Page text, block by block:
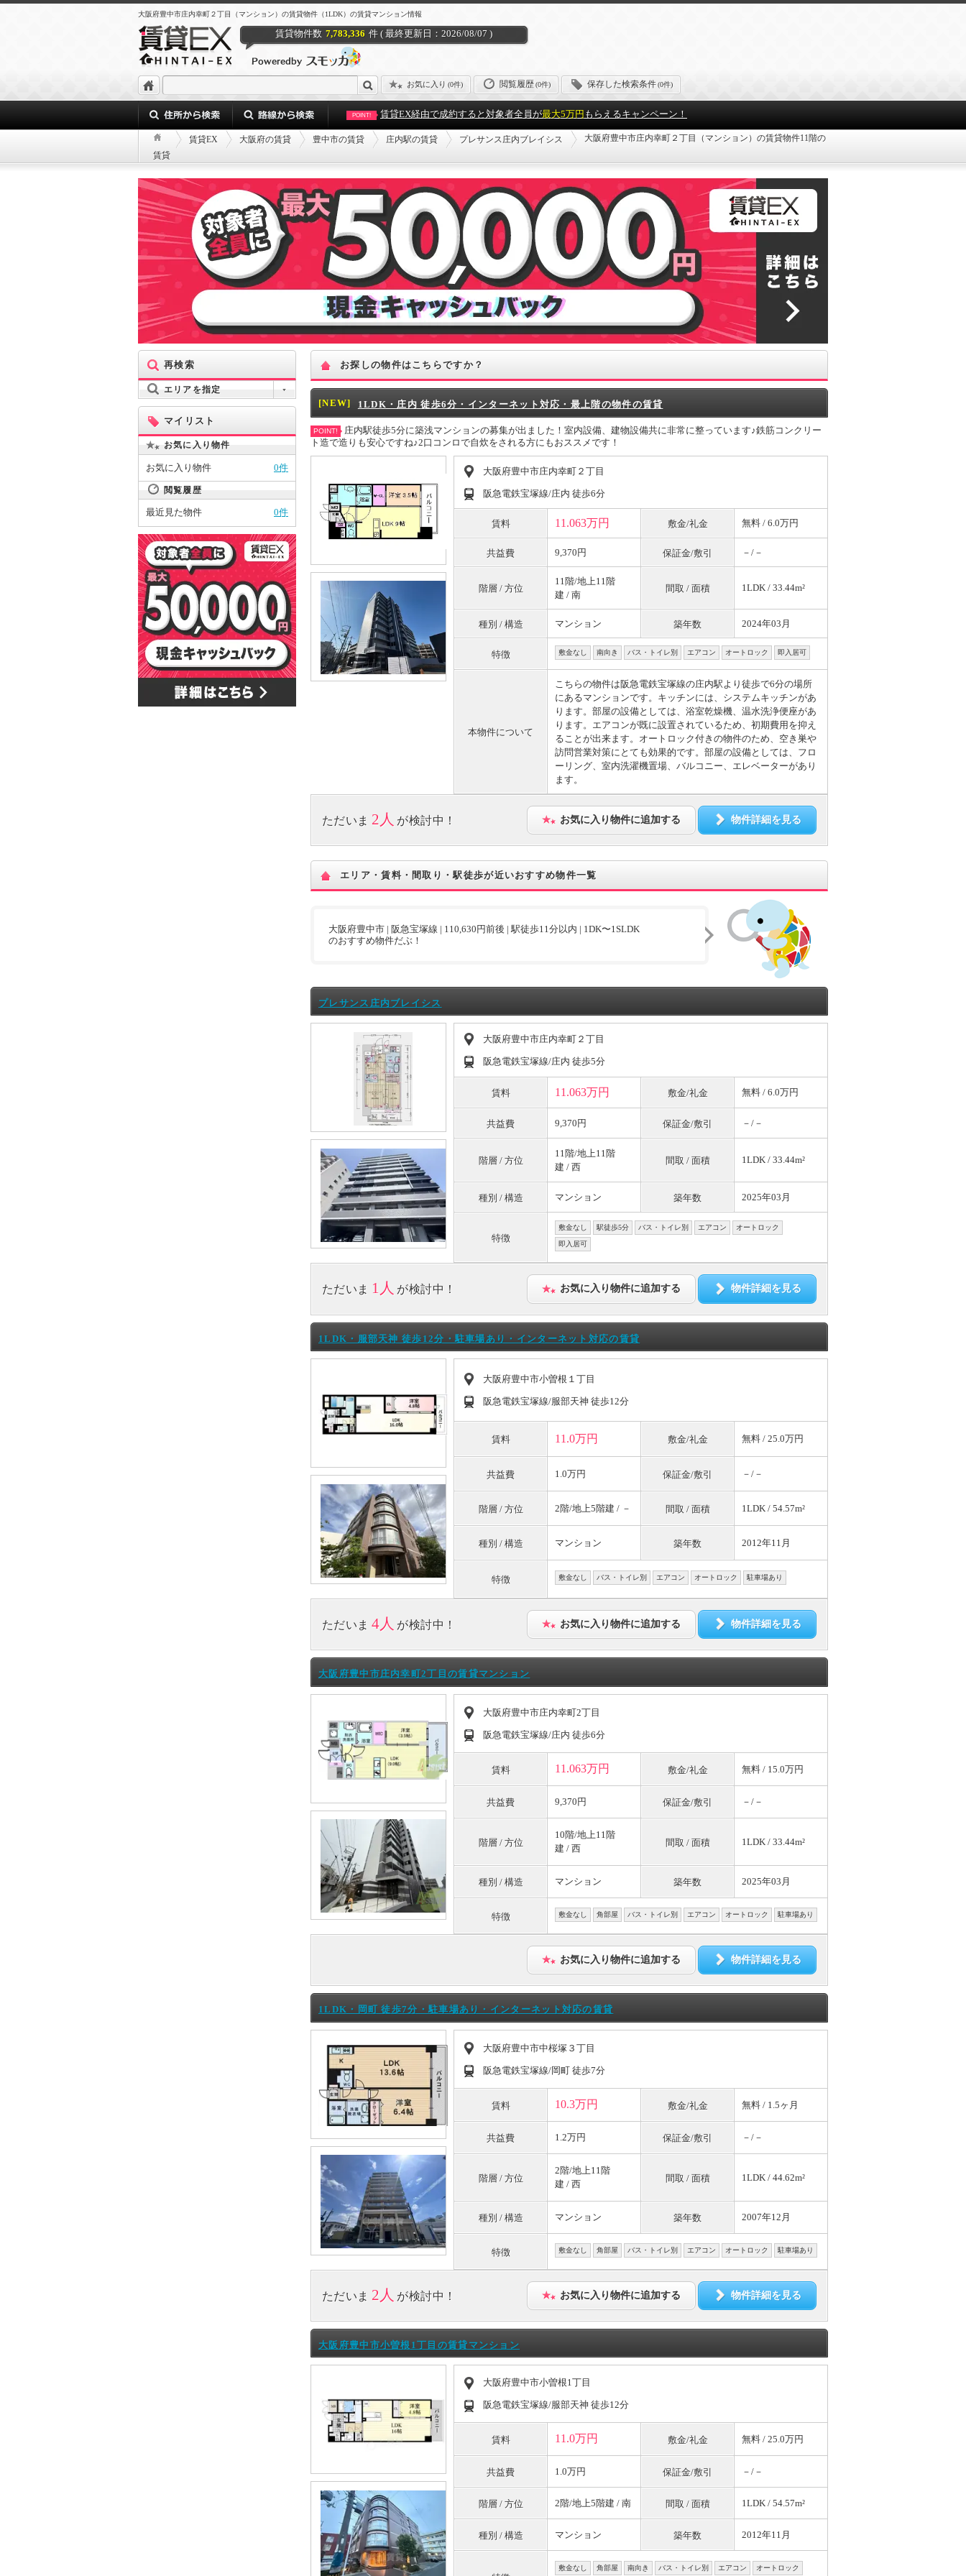
大阪府豊中市庄内幸町２丁目（マンション）の賃貸物件（1LDK）の賃貸マンション情報
賃貸物件数 7,783,336 件 ( 最終更新日：2026/08/07 )
お気に入り (0件) 閲覧履歴(0件) 保存した検索条件(0件)
POINT! 賃貸EX経由で成約すると対象者全員が最大5万円 もらえるキャンペーン！
賃貸EX 大阪府の賃貸 豊中市の賃貸 庄内駅の賃貸 プレサンス庄内ブレイシス
大阪府豊中市庄内幸町２丁目（マンション）の賃貸物件11階の
賃貸
再検索
エリアを指定
マイリスト
お気に入り物件
お気に入り物件 0件
閲覧履歴
最近見た物件 0件
お探しの物件はこちらですか？
[NEW] 1LDK・庄内 徒歩6分・インターネット対応・最上階の物件の賃貸
POINT!
庄内駅徒歩5分に築浅マンションの募集が出ました！室内設備、建物設備共に非常に整っています♪鉄筋コンクリー
ト造で造りも安心ですね♪2口コンロで自炊をされる方にもおススメです！
大阪府豊中市庄内幸町２丁目
阪急電鉄宝塚線/庄内 徒歩6分
賃料 11.063万円 敷金/礼金 無料 / 6.0万円
共益費 9,370円 保証金/敷引 －/－
階層 / 方位
11階/地上11階
建 / 南
間取 / 面積 1LDK / 33.44m²
種別 / 構造 マンション 築年数 2024年03月
特徴 敷金なし 南向き バス・トイレ別 エアコン オートロック 即入居可
本物件について
こちらの物件は阪急電鉄宝塚線の庄内駅より徒歩で6分の場所
にあるマンションです。キッチンには、システムキッチンがあ
ります。部屋の設備としては、浴室乾燥機、温水洗浄便座があ
ります。エアコンが既に設置されているため、初期費用を抑え
ることが出来ます。オートロック付きの物件のため、空き巣や
訪問営業対策にとても効果的です。部屋の設備としては、フロ
ーリング、室内洗濯機置場、バルコニー、エレベーターがあり
ます。
ただいま 2人 が検討中！ お気に入り物件に追加する 物件詳細を見る
エリア・賃料・間取り・駅徒歩が近いおすすめ物件一覧
大阪府豊中市 | 阪急宝塚線 | 110,630円前後 | 駅徒歩11分以内 | 1DK〜1SLDK
のおすすめ物件だぶ！
プレサンス庄内ブレイシス
大阪府豊中市庄内幸町２丁目
阪急電鉄宝塚線/庄内 徒歩5分
賃料 11.063万円 敷金/礼金 無料 / 6.0万円
共益費 9,370円 保証金/敷引 －/－
階層 / 方位
11階/地上11階
建 / 西
間取 / 面積 1LDK / 33.44m²
種別 / 構造 マンション 築年数 2025年03月
特徴
敷金なし 駅徒歩5分 バス・トイレ別 エアコン オートロック
即入居可
ただいま 1人 が検討中！ お気に入り物件に追加する 物件詳細を見る
1LDK・服部天神 徒歩12分・駐車場あり・インターネット対応の賃貸
大阪府豊中市小曽根１丁目
阪急電鉄宝塚線/服部天神 徒歩12分
賃料 11.0万円 敷金/礼金 無料 / 25.0万円
共益費 1.0万円 保証金/敷引 －/－
階層 / 方位 2階/地上5階建 / － 間取 / 面積 1LDK / 54.57m²
種別 / 構造 マンション 築年数 2012年11月
特徴 敷金なし バス・トイレ別 エアコン オートロック 駐車場あり
ただいま 4人 が検討中！ お気に入り物件に追加する 物件詳細を見る
大阪府豊中市庄内幸町2丁目の賃貸マンション
大阪府豊中市庄内幸町2丁目
阪急電鉄宝塚線/庄内 徒歩6分
賃料 11.063万円 敷金/礼金 無料 / 15.0万円
共益費 9,370円 保証金/敷引 －/－
階層 / 方位
10階/地上11階
建 / 西
間取 / 面積 1LDK / 33.44m²
種別 / 構造 マンション 築年数 2025年03月
特徴 敷金なし 角部屋 バス・トイレ別 エアコン オートロック 駐車場あり
お気に入り物件に追加する 物件詳細を見る
1LDK・岡町 徒歩7分・駐車場あり・インターネット対応の賃貸
大阪府豊中市中桜塚３丁目
阪急電鉄宝塚線/岡町 徒歩7分
賃料 10.3万円 敷金/礼金 無料 / 1.5ヶ月
共益費 1.2万円 保証金/敷引 －/－
階層 / 方位
2階/地上11階
建 / 西
間取 / 面積 1LDK / 44.62m²
種別 / 構造 マンション 築年数 2007年12月
特徴 敷金なし 角部屋 バス・トイレ別 エアコン オートロック 駐車場あり
ただいま 2人 が検討中！ お気に入り物件に追加する 物件詳細を見る
大阪府豊中市小曽根1丁目の賃貸マンション
大阪府豊中市小曽根1丁目
阪急電鉄宝塚線/服部天神 徒歩12分
賃料 11.0万円 敷金/礼金 無料 / 25.0万円
共益費 1.0万円 保証金/敷引 －/－
階層 / 方位 2階/地上5階建 / 南 間取 / 面積 1LDK / 54.57m²
種別 / 構造 マンション 築年数 2012年11月
敷金なし 角部屋 南向き バス・トイレ別 エアコン オートロック